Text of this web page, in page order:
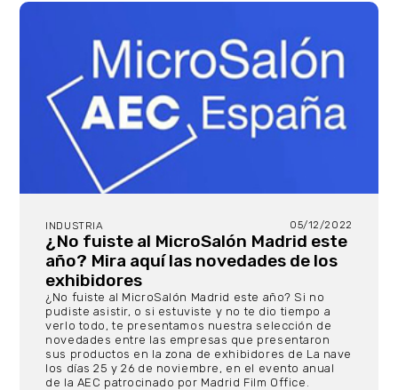
INDUSTRIA 05/12/2022
¿No fuiste al MicroSalón Madrid este
año? Mira aquí las novedades de los
exhibidores
¿No fuiste al MicroSalón Madrid este año? Si no
pudiste asistir, o si estuviste y no te dio tiempo a
verlo todo, te presentamos nuestra selección de
novedades entre las empresas que presentaron
sus productos en la zona de exhibidores de La nave
los días 25 y 26 de noviembre, en el evento anual
de la AEC patrocinado por Madrid Film Office.